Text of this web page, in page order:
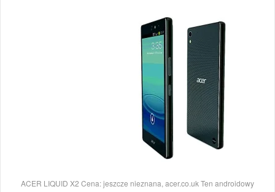
ACER LIQUID X2 Cena: jeszcze nieznana, acer.co.uk Ten androidowy